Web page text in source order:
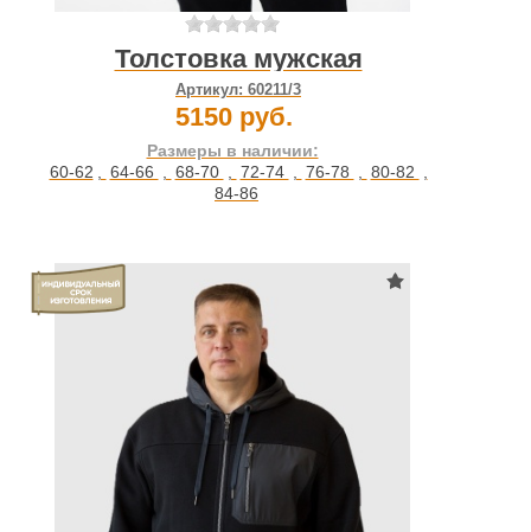
Толстовка мужская
Артикул: 60211/3
5150 руб.
Размеры в наличии:
60-62 , 64-66 , 68-70 , 72-74 , 76-78 , 80-82 ,
84-86